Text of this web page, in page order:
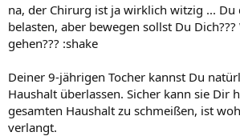
na, der Chirurg ist ja wirklich witzig ... Du
belasten, aber bewegen sollst Du
gehen??? :shake
Deiner 9-jährigen Tocher kannst Du
Haushalt überlassen. Sicher kann sie Dir
gesamten Haushalt zu schmeißen, ist
verlangt.